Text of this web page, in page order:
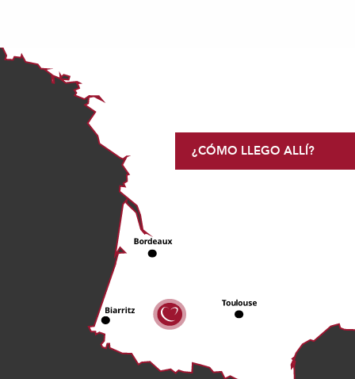
¿CÓMO LLEGO ALLÍ?